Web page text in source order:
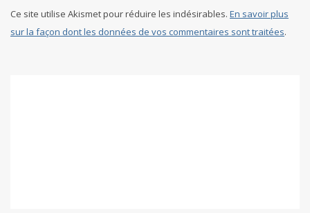
Ce site utilise Akismet pour réduire les indésirables. En savoir plus
sur la façon dont les données de vos commentaires sont traitées.